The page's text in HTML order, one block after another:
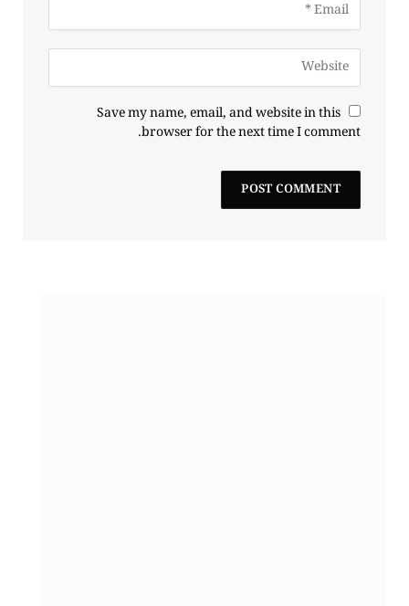
Save my name, email, and website in this
browser for the next time I comment.